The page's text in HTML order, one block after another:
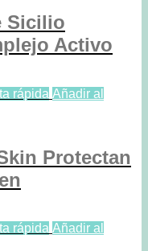
Sicilio
Activo
rápida Añadir al
Protectan
rápida Añadir al